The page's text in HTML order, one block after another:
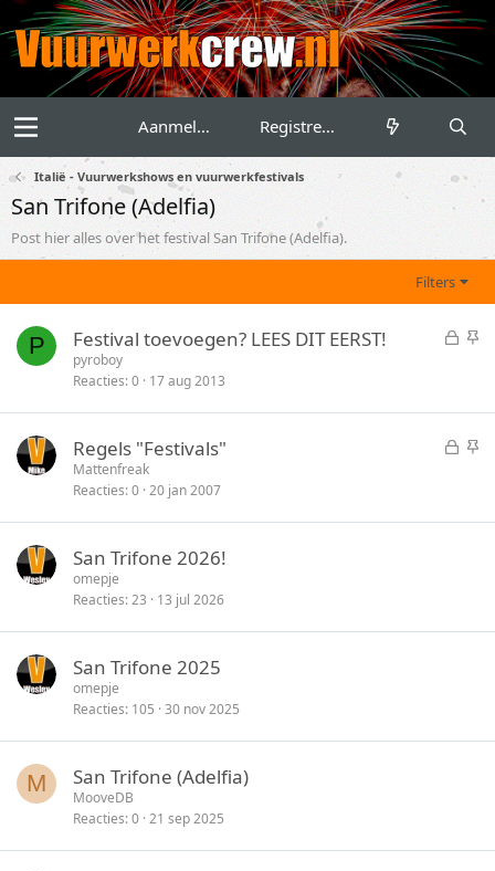
Aanmelden Registreren
Italië - Vuurwerkshows en vuurwerkfestivals
San Trifone (Adelfia)
Post hier alles over het festival San Trifone (Adelfia).
Filters
P
G
t
S
y
Festival toevoegen? LEES DIT EERST!
pyroboy
Reacties 0 17 aug 2013
G S
Regels "Festivals"
Mattenfreak
Reacties 0 20 jan 2007
San Trifone 2026!
omepje
Reacties 23 13 jul 2026
San Trifone 2025
omepje
Reacties 105 30 nov 2025
M San Trifone (Adelfia)
MooveDB
Reacties 0 21 sep 2025